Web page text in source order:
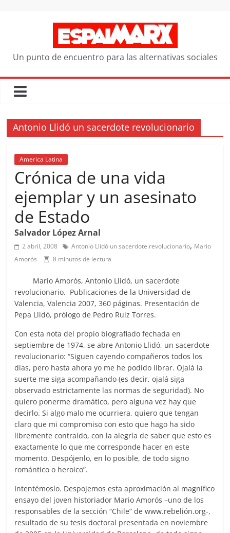
Un punto de encuentro para las alternativas sociales
Antonio Llidó un sacerdote revolucionario
America Latina
Crónica de una vida
ejemplar y un asesinato
de Estado
Salvador López Arnal
2 abril, 2008 Antonio Llidó un sacerdote revolucionario, Mario
Amorós
8 minutos de lectura
Mario Amorós, Antonio Llidó, un sacerdote
revolucionario. Publicaciones de la Universidad de
Valencia, Valencia 2007, 360 páginas. Presentación de
Pepa Llidó, prólogo de Pedro Ruiz Torres.
Con esta nota del propio biografiado fechada en
septiembre de 1974, se abre Antonio Llidó, un sacerdote
revolucionario: “Siguen cayendo compañeros todos los
días, pero hasta ahora yo me he podido librar. Ojalá la
suerte me siga acompañando (es decir, ojalá siga
observado estrictamente las normas de seguridad). No
quiero ponerme dramático, pero alguna vez hay que
decirlo. Si algo malo me ocurriera, quiero que tengan
claro que mi compromiso con esto que hago ha sido
libremente contraído, con la alegría de saber que esto es
exactamente lo que me corresponde hacer en este
momento. Despójenlo, en lo posible, de todo signo
romántico o heroico”.
Intentémoslo. Despojemos esta aproximación al magnífico
ensayo del joven historiador Mario Amorós –uno de los
responsables de la sección “Chile” de www.rebelión.org-,
resultado de su tesis doctoral presentada en noviembre